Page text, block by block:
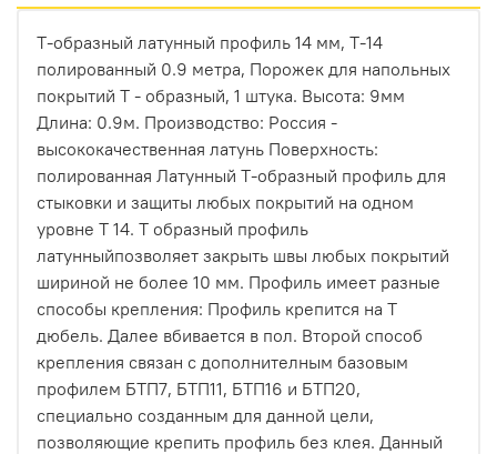
Т-образный латунный профиль 14 мм, Т-14
полированный 0.9 метра, Порожек для напольных
покрытий Т - образный, 1 штука. Высота: 9мм
Длина: 0.9м. Производство: Россия -
высококачественная латунь Поверхность:
полированная Латунный Т-образный профиль для
стыковки и защиты любых покрытий на одном
уровне Т 14. Т образный профиль
латунныйпозволяет закрыть швы любых покрытий
шириной не более 10 мм. Профиль имеет разные
способы крепления: Профиль крепится на Т
дюбель. Далее вбивается в пол. Второй способ
крепления связан с дополнителным базовым
профилем БТП7, БТП11, БТП16 и БТП20,
специально созданным для данной цели,
позволяющие крепить профиль без клея. Данный